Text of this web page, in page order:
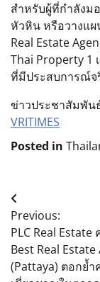
สำหรับผู้ที่กำลังม
หัวหิน หรือวางแ
Real Estate
Thai Property 1
ที่มีประสบการณ์จ
ข่าวประชาสัมพัน
VRITIMES
Posted in
Post
navigation
Previous:
PLC Real Estate
Best Real Estate
(Pattaya) ตอกย้ำ